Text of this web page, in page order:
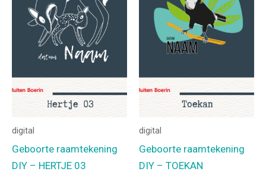
digital
Geboorte raamtekening
DIY – HERTJE 03
digital
Geboorte raamtekening
DIY – TOEKAN